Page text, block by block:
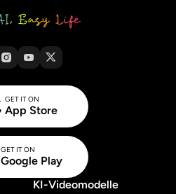
GET IT ON
App Store
GET IT ON
Google Play
KI-Videomodelle